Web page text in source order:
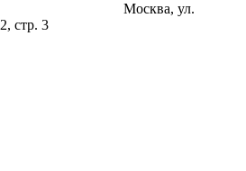
Москва, ул.
стр. 3